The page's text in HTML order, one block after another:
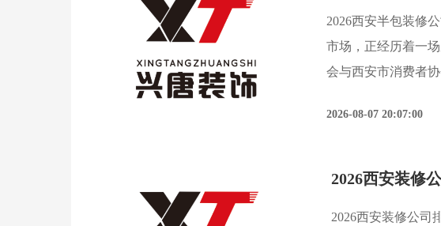
2026西安半包装修
市场，正经历着一
会与西安市消费者
为首要考
2026-08-07 20:07:00
2026西安装修
2026西安装修公司